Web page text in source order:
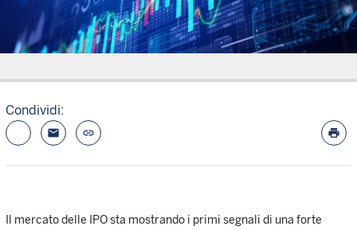
Condividi:
email link print
Il mercato delle IPO sta mostrando i primi segnali di una forte